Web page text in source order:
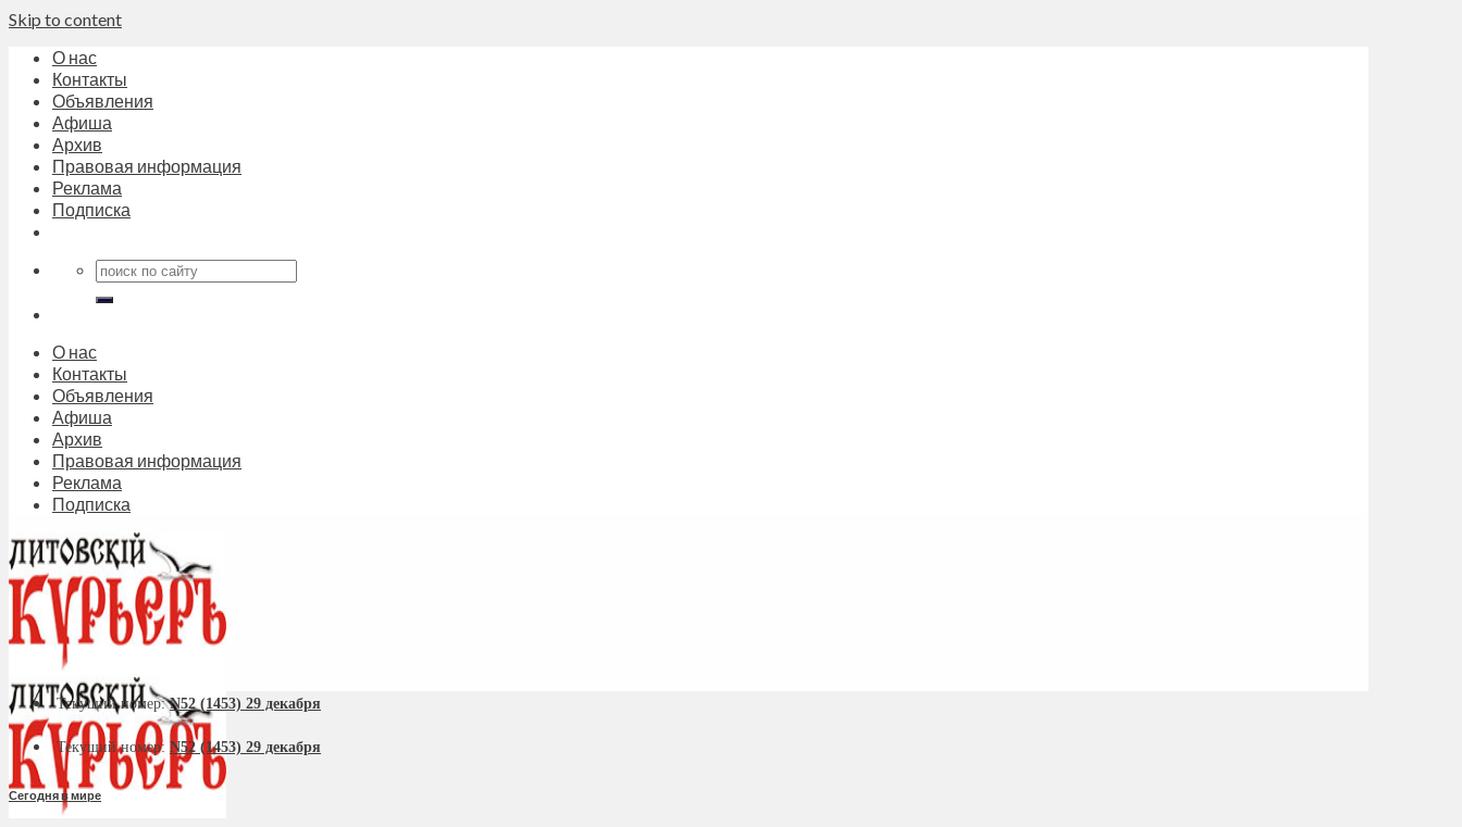
Skip to content
О нас
Контакты
Объявления
Афиша
Архив
Правовая информация
Реклама
Подписка
О нас
Контакты
Объявления
Афиша
Архив
Правовая информация
Реклама
Подписка
Текущий номер:N52 (1453) 29 декабря
Текущий номер: N52 (1453) 29 декабря
Сегодня в мире